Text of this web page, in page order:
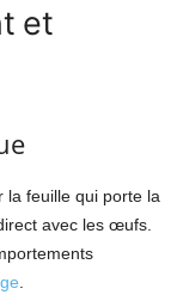
et
la feuille qui porte la
avec les œufs.
.